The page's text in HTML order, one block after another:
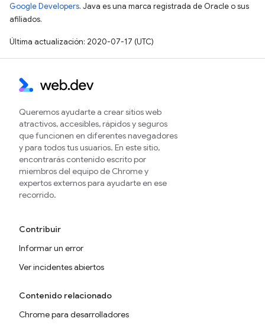
Google Developers. Java es una marca registrada de Oracle o sus
afiliados.
Última actualización: 2020-07-17 (UTC)
Queremos ayudarte a crear sitios web
atractivos, accesibles, rápidos y seguros
que funcionen en diferentes navegadores
y para todos tus usuarios. En este sitio,
encontrarás contenido escrito por
miembros del equipo de Chrome y
expertos externos para ayudarte en ese
recorrido.
Contribuir
Informar un error
Ver incidentes abiertos
Contenido relacionado
Chrome para desarrolladores